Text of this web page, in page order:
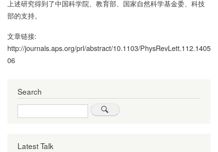
上述研究得到了中国科学院、教育部、国家自然科学基金委、科技
部的支持。
文章链接:
http://journals.aps.org/prl/abstract/10.1103/PhysRevLett.112.1405
06
Search
Search
Latest Talk